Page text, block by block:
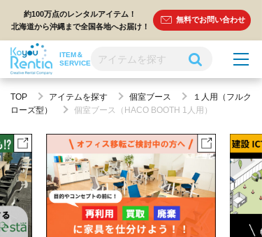
約100万点のレンタルアイテム！
北海道から沖縄まで全国各地へお届け！
無料でお問い合わせ
ITEM＆
SERVICE
TOP アイテムを探す 個室ブース
１人用（フルク
ローズ型）
個室ブース（HACO BOOTH 1人用）